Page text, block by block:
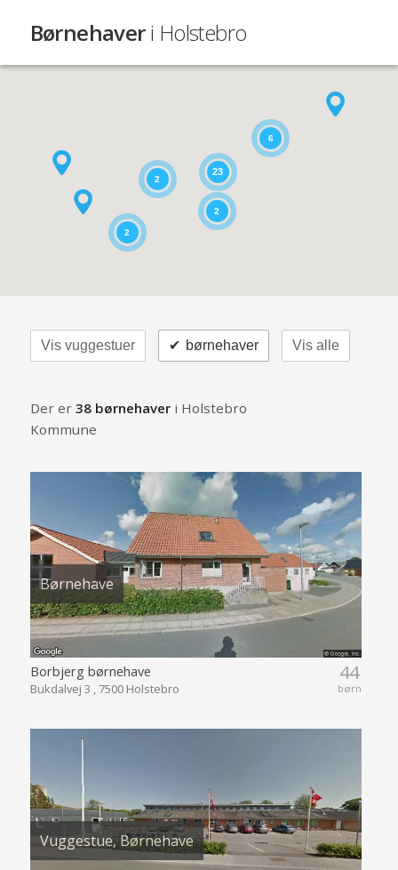
Børnehaveri Holstebro
23
6
2
2
2
Vis vuggestuer børnehaver
✔ Vis alle
Der er 38 børnehaveri Holstebro
Kommune
Børnehave
44
børn
Borbjerg børnehave
Bukdalvej 3 , 7500 Holstebro
Vuggestue, Børnehave